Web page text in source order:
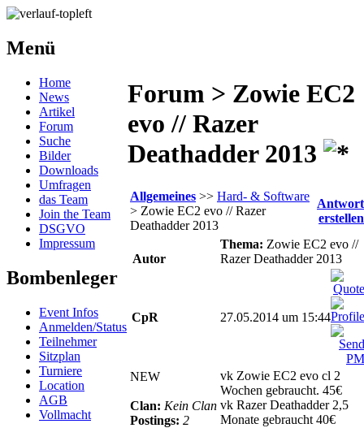
Menü
Home
News
Artikel
Forum
Suche
Bilder
Downloads
Umfragen
das Team
Join the Team
DSGVO
Impressum
Bombenleger
Event Infos
Anmelden/Status
Teilnehmer
Sitzplan
Turniere
Location
AGB
Vollmacht
Forum > Zowie EC2
evo // Razer
Deathadder 2013
Allgemeines >> Hard- & Software
> Zowie EC2 evo // Razer
Deathadder 2013
Antwort
erstellen
Autor
Thema: Zowie EC2 evo //
Razer Deathadder 2013
CpR 27.05.2014 um 15:44
NEW
Clan: Kein Clan
Postings: 2
vk Zowie EC2 evo cl 2
Wochen gebraucht. 45€
vk Razer Deathadder 2,5
Monate gebraucht 40€